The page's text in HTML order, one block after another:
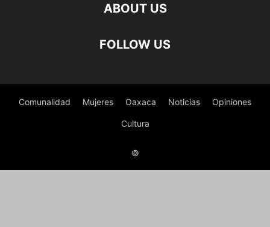
ABOUT US
FOLLOW US
Comunalidad Mujeres Oaxaca Noticias Opiniones
Cultura
©